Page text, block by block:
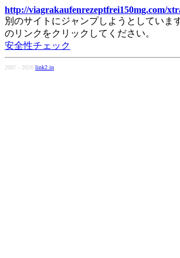
http://viagrakaufenrezeptfrei150mg.com/
別のサイトにジャンプしようとしていま
のリンクをクリックしてください。
安全性チェック
2007 - 2026 link2.in